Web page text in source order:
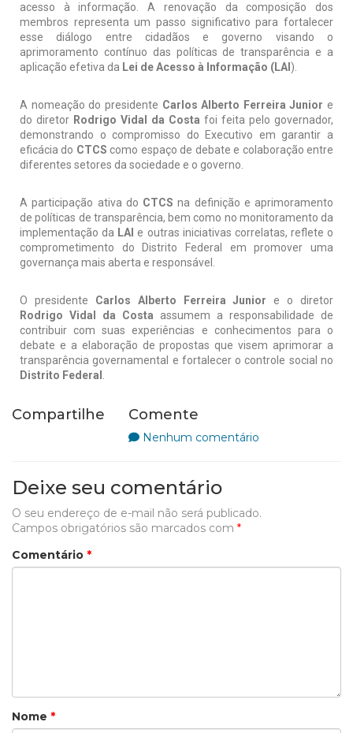
acesso à informação. A renovação da composição dos
membros representa um passo significativo para fortalecer
esse diálogo entre cidadãos e governo visando o
aprimoramento contínuo das políticas de transparência e a
aplicação efetiva da Lei de Acesso à Informação (LAI ).
A nomeação do presidente Carlos Alberto Ferreira Junior e
do diretor Rodrigo Vidal da Costa foi feita pelo governador,
demonstrando o compromisso do Executivo em garantir a
eficácia do CTCS como espaço de debate e colaboração entre
diferentes setores da sociedade e o governo.
A participação ativa do CTCS na definição e aprimoramento
de políticas de transparência, bem como no monitoramento da
implementação da LAI e outras iniciativas correlatas, reflete o
comprometimento do Distrito Federal em promover uma
governança mais aberta e responsável.
O presidente Carlos Alberto Ferreira Junior e o diretor
Rodrigo Vidal da Costa assumem a responsabilidade de
contribuir com suas experiências e conhecimentos para o
debate e a elaboração de propostas que visem aprimorar a
transparência governamental e fortalecer o controle social no
Distrito Federal .
Compartilhe Comente
Nenhum comentário
Deixe seu comentário
O seu endereço de e-mail não será publicado.
Campos obrigatórios são marcados com *
Comentário *
Nome *